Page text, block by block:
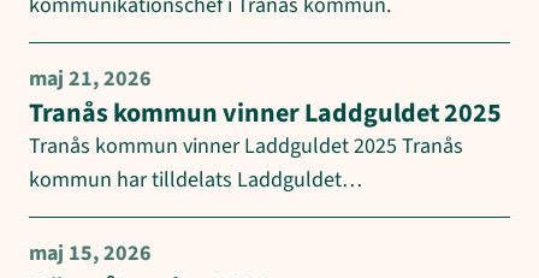
maj 21, 2026
Tranås kommun vinner Laddguldet 2025
Tranås kommun vinner Laddguldet 2025 Tranås
kommun har tilldelats Laddguldet…
maj 15, 2026